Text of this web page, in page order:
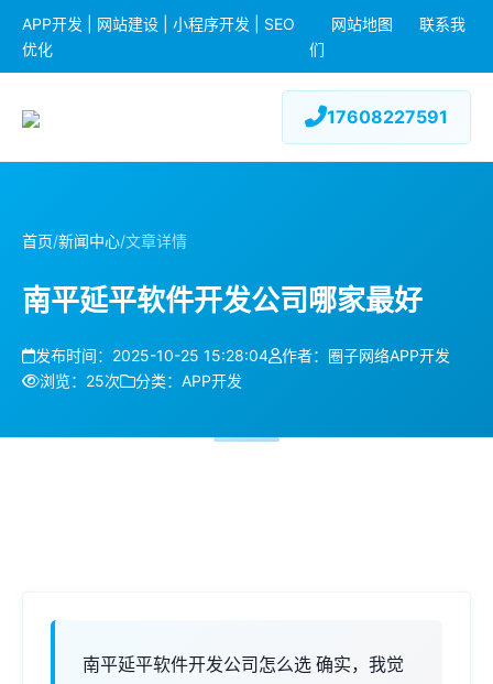
APP开发 | 网站建设 | 小程序开发 | SEO
优化
网站地图
联系我
们
17608227591
首页/新闻中心/文章详情
南平延平软件开发公司哪家最好
发布时间：2025-10-25 15:28:04
作者：圈子网络APP开发
浏览：25次
分类：APP开发
南平延平软件开发公司怎么选 确实，我觉